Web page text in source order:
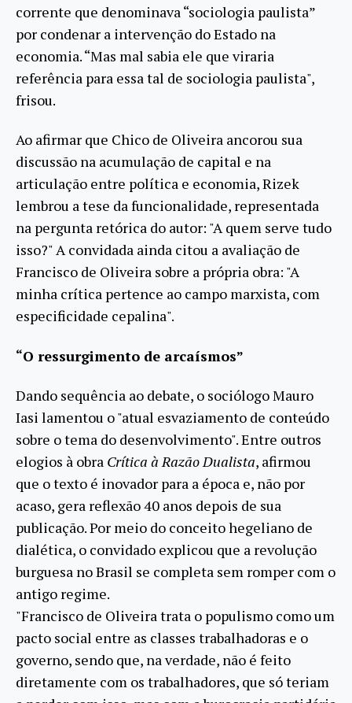
corrente que denominava “sociologia paulista”
por condenar a intervenção do Estado na
economia. “Mas mal sabia ele que viraria
referência para essa tal de sociologia paulista",
frisou.
Ao afirmar que Chico de Oliveira ancorou sua
discussão na acumulação de capital e na
articulação entre política e economia, Rizek
lembrou a tese da funcionalidade, representada
na pergunta retórica do autor: "A quem serve tudo
isso?" A convidada ainda citou a avaliação de
Francisco de Oliveira sobre a própria obra: "A
minha crítica pertence ao campo marxista, com
especificidade cepalina".
“O ressurgimento de arcaísmos”
Dando sequência ao debate, o sociólogo Mauro
Iasi lamentou o "atual esvaziamento de conteúdo
sobre o tema do desenvolvimento". Entre outros
elogios à obra Crítica à Razão Dualista, afirmou
que o texto é inovador para a época e, não por
acaso, gera reflexão 40 anos depois de sua
publicação. Por meio do conceito hegeliano de
dialética, o convidado explicou que a revolução
burguesa no Brasil se completa sem romper com o
antigo regime.
"Francisco de Oliveira trata o populismo como um
pacto social entre as classes trabalhadoras e o
governo, sendo que, na verdade, não é feito
diretamente com os trabalhadores, que só teriam